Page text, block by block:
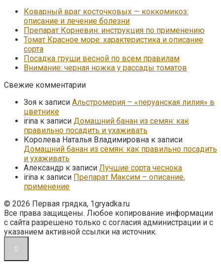
Коварный враг косточковых — коккомикоз:
описание и лечение болезни
Препарат Корневин: инструкция по применению
Томат Красное море: характеристика и описание
сорта
Посадка груши весной по всем правилам
Внимание: черная ножка у рассады томатов
Свежие комментарии
Зоя к записи Альстромерия – «перуанская лилия» в
цветнике
irina к записи Домашний банан из семян: как
правильно посадить и ухаживать
Королева Наталья Владимировна к записи
Домашний банан из семян: как правильно посадить
и ухаживать
Александр к записи Лучшие сорта чеснока
irina к записи Препарат Максим – описание,
применение
© 2026 Первая грядка, 1gryadka.ru
Все права защищены. Любое копирование информации
с сайта разрешено только с согласия администрации и с
указанием активной ссылки на источник.